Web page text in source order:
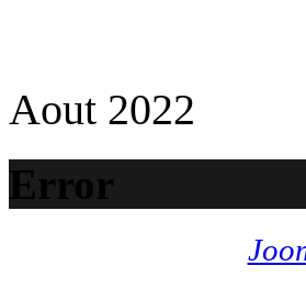
Aout 2022
Error